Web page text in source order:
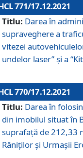
771/17.12.2021
Titlu: Darea în
supraveghere a
vitezei
undelor laser” și a
770/17.12.2021
Titlu: Darea în
din imobilul situat în
suprafaţă de 212,33
Răniţilor şi Urmaşii